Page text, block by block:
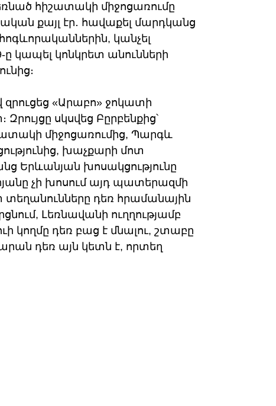
հիշատակի միջոցառումը
քայլ էր․ հավաքել մարդկանց
կանչել
կապել կոնկրետ անունների
զրուցեց «Արաբո» ջոկատի
սկսվեց Բըրբենքից՝
միջոցառումից, Պարգև
խաչքարի մոտ
Երևանյան խոսակցությունը
չի խոսում այդ պատերազմի
դեռ հրամանային
Լեռնավանի ուղղությամբ
կողմը դեռ բաց է մնալու, շտաբը
դեռ այն կետն է, որտեղ